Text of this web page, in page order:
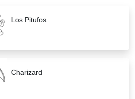
Los Pitufos
Charizard